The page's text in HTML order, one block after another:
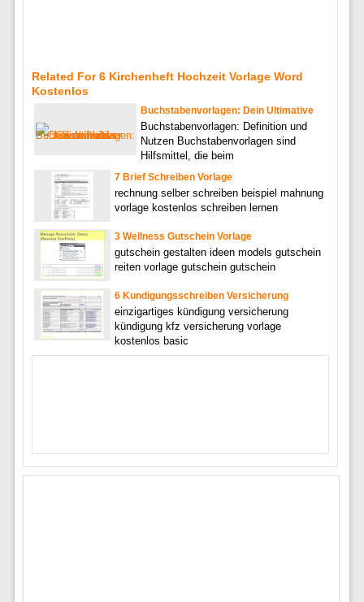
Related For 6 Kirchenheft Hochzeit Vorlage Word
Kostenlos
Buchstabenvorlagen: Dein Ultimative
Buchstabenvorlagen: Definition und
Nutzen Buchstabenvorlagen sind
Hilfsmittel, die beim
7 Brief Schreiben Vorlage
rechnung selber schreiben beispiel mahnung
vorlage kostenlos schreiben lernen
3 Wellness Gutschein Vorlage
gutschein gestalten ideen models gutschein
reiten vorlage gutschein gutschein
6 Kundigungsschreiben Versicherung
einzigartiges kündigung versicherung
kündigung kfz versicherung vorlage
kostenlos basic